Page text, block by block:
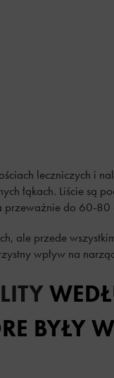
leczniczych i
łąkach. Liście są
przeważnie do 60-80
ale przede
wpływ na
BYŁY